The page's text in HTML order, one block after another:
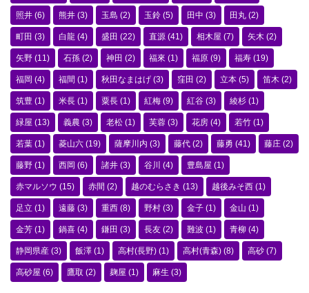
照井 (6) 熊井 (3) 玉島 (2) 玉鈴 (5) 田中 (3) 田丸 (2)
町田 (3) 白龍 (4) 盛田 (22) 直源 (41) 相木屋 (7) 矢木 (2)
矢野 (11) 石孫 (2) 神田 (2) 福來 (1) 福原 (9) 福寿 (19)
福岡 (4) 福間 (1) 秋田なまはげ (3) 窪田 (2) 立本 (5) 笛木 (2)
筑豊 (1) 米長 (1) 粟長 (1) 紅梅 (9) 紅谷 (3) 綾杉 (1)
緑屋 (13) 義農 (3) 老松 (1) 芙蓉 (3) 花房 (4) 若竹 (1)
若葉 (1) 菱山六 (19) 薩摩川内 (3) 藤代 (2) 藤勇 (41) 藤庄 (2)
藤野 (1) 西岡 (6) 諸井 (3) 谷川 (4) 豊島屋 (1)
赤マルソウ (15) 赤間 (2) 越のむらさき (13) 越後みそ西 (1)
足立 (1) 遠藤 (3) 重西 (8) 野村 (3) 金子 (1) 金山 (1)
金芳 (1) 鍋喜 (4) 鎌田 (3) 長友 (2) 難波 (1) 青柳 (4)
静岡県産 (3) 飯澤 (1) 高村(長野) (1) 高村(青森) (8) 高砂 (7)
高砂屋 (6) 鷹取 (2) 麹屋 (1) 麻生 (3)